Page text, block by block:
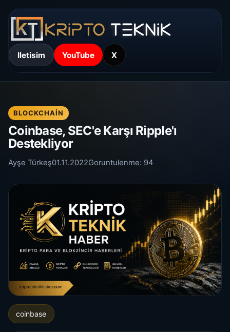
Iletisim YouTube X
BLOCKCHAIN
Coinbase, SEC'e Karşı Ripple'ı
Destekliyor
Ayşe Türkeş01.11.2022Goruntulenme: 94
coinbase